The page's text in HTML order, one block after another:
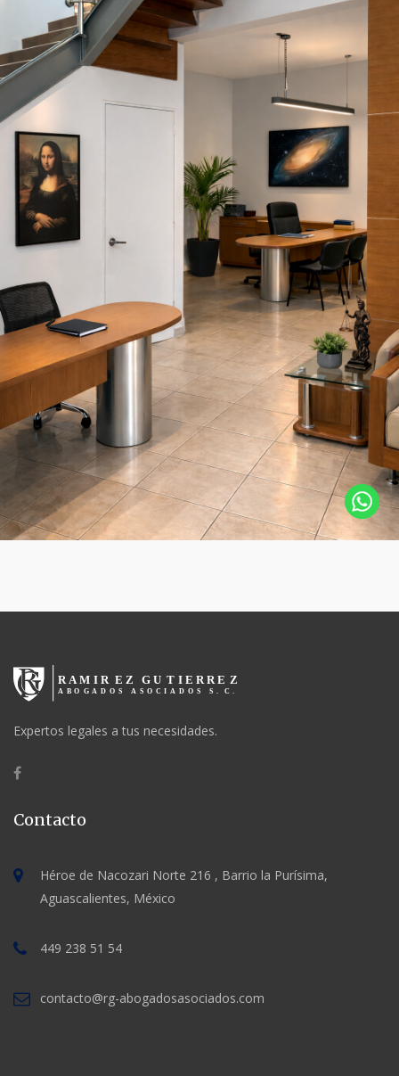
Expertos legales a tus necesidades.
Contacto
Héroe de Nacozari Norte 216 , Barrio la Purísima,
Aguascalientes, México
449 238 51 54
contacto@rg-abogadosasociados.com